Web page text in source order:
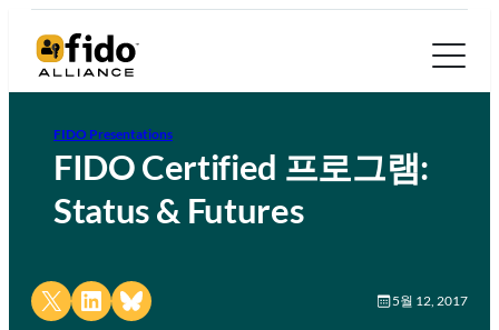
FIDO Presentations
FIDO Certified 프로그램:
Status & Futures
Share on X Share on LinkedIn
Share on Bluesky 5월 12, 2017